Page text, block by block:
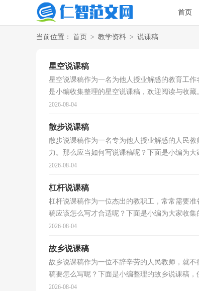
首页
当前位置： 首页 > 教学资料 > 说课稿
星空说课稿
星空说课稿作为一名为他人授业解惑的教育工
是小编收集整理的星空说课稿，欢迎阅读与收藏
2026-08-04
散步说课稿
散步说课稿作为一名专为他人授业解惑的人民
力。那么应当如何写说课稿呢？下面是小编为大
2026-08-04
杠杆说课稿
杠杆说课稿作为一位杰出的教职工，常常需要
稿应该怎么写才合适呢？下面是小编为大家收集
2026-08-04
故乡说课稿
故乡说课稿作为一位不辞辛劳的人民教师，就
稿要怎么写呢？下面是小编整理的故乡说课稿，
2026-08-04